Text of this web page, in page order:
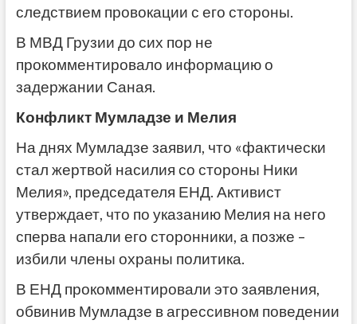
следствием провокации с его стороны.
В МВД Грузии до сих пор не
прокомментировало информацию о
задержании Саная.
Конфликт Мумладзе и Мелия
На днях Мумладзе заявил, что «фактически
стал жертвой насилия со стороны Ники
Мелия», председателя ЕНД. Активист
утверждает, что по указанию Мелия на него
сперва напали его сторонники, а позже –
избили члены охраны политика.
В ЕНД прокомментировали это заявления,
обвинив Мумладзе в агрессивном поведении